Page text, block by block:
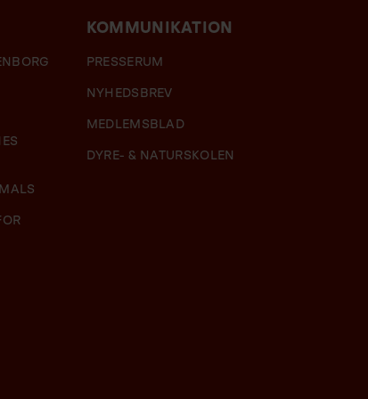
KOMMUNIKATION
PRESSERUM
NYHEDSBREV
MEDLEMSBLAD
DYRE- & NATURSKOLEN